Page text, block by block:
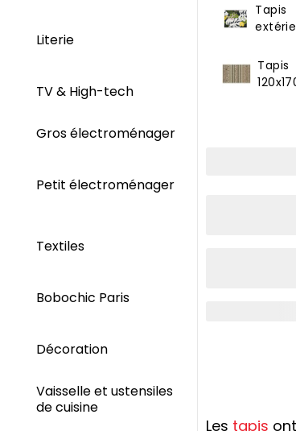
Literie
TV & High-tech
Gros électroménager
Petit électroménager
Textiles
Bobochic Paris
Décoration
Vaisselle et ustensiles
de cuisine
Tapis
Tapis
Les tapis